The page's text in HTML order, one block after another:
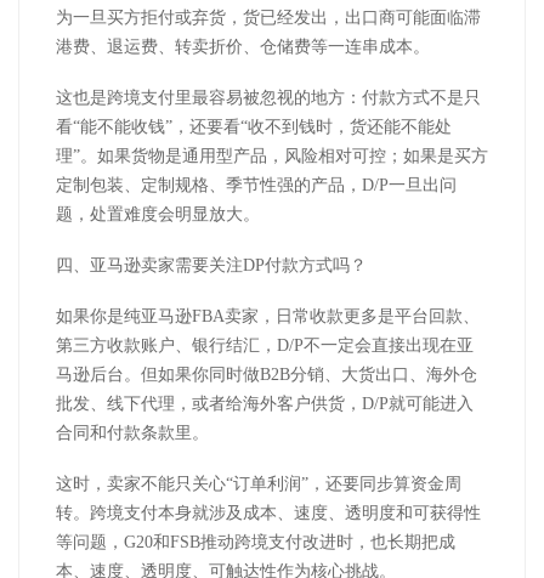
为一旦买方拒付或弃货，货已经发出，出口商可能面临滞
港费、退运费、转卖折价、仓储费等一连串成本。
这也是跨境支付里最容易被忽视的地方：付款方式不是只
看“能不能收钱”，还要看“收不到钱时，货还能不能处
理”。如果货物是通用型产品，风险相对可控；如果是买方
定制包装、定制规格、季节性强的产品， D/P一旦出问
题，处置难度会明显放大。
四、亚马逊卖家需要关注DP付款方式吗？
如果你是纯亚马逊FBA卖家，日常收款更多是平台回款、
第三方收款账户、银行结汇， D/P不一定会直接出现在亚
马逊后台。但如果你同时做B2B分销、大货出口、海外仓
批发、线下代理，或者给海外客户供货， D/P就可能进入
合同和付款条款里。
这时，卖家不能只关心“订单利润”，还要同步算资金周
转。跨境支付本身就涉及成本、速度、透明度和可获得性
等问题， G20和FSB推动跨境支付改进时，也长期把成
本、速度、透明度、可触达性作为核心挑战。